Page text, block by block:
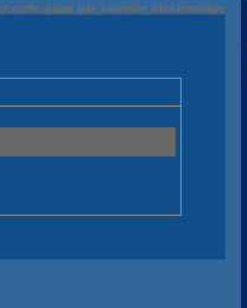
cette page par courrier électronique